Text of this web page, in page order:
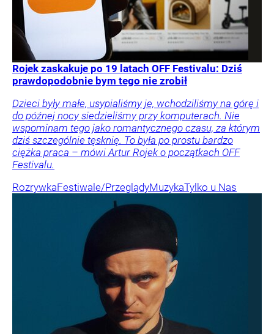
Rojek zaskakuje po 19 latach OFF Festivalu: Dziś
prawdopodobnie bym tego nie zrobił
Dzieci były małe, usypialiśmy je, wchodziliśmy na górę i
do późnej nocy siedzieliśmy przy komputerach. Nie
wspominam tego jako romantycznego czasu, za którym
dziś szczególnie tęsknię. To była po prostu bardzo
ciężka praca – mówi Artur Rojek o początkach OFF
Festivalu.
RozrywkaFestiwale/PrzeglądyMuzykaTylko u Nas